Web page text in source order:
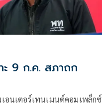
ะ 9 ก.ค. สภาถก
เอนเตอร์เทนเมนต์คอมเพล็กซ์